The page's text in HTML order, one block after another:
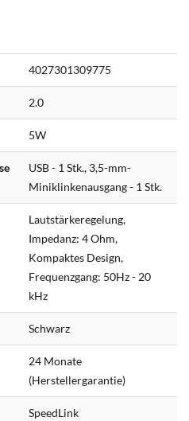
4027301309775
2.0
5W
USB - 1 Stk., 3,5-mm-
Miniklinkenausgang - 1 Stk.
Lautstärkeregelung,
Impedanz: 4 Ohm,
Kompaktes Design,
Frequenzgang: 50Hz - 20
kHz
Schwarz
24 Monate
(Herstellergarantie)
SpeedLink